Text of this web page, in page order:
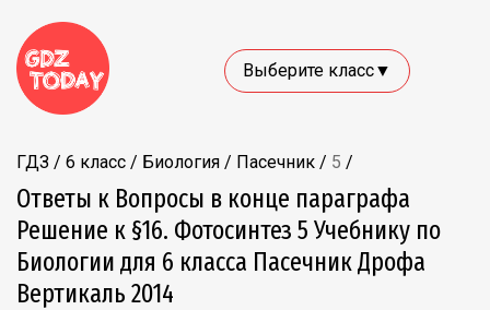
Выберите класс▼
ГДЗ / 6 класс / Биология / Пасечник / 5 /
Ответы к Вопросы в конце параграфа
Решение к §16. Фотосинтез 5 Учебнику по
Биологии для 6 класса Пасечник Дрофа
Вертикаль 2014